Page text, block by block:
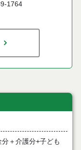
1764
＋介護分+子ども